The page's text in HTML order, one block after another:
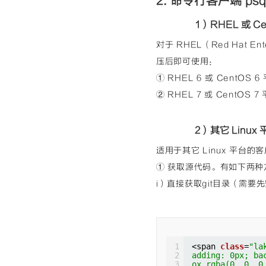
</span></
margin: 0px;
ng-box
x; padding:
t" style=
e 0% 0% /
m<span class =
ding: 0px;
x rgba(0, 0,
= "cm-bracket"
ackground:
>(</
in: 0px;
ox border-
="color:
0% / auto
pan class =
ake-lm-pad-
x; padding:
der-box
ake-lm-pad-
der-box
e 0% 0% /
r = /usr/lib/
</span></
ng-box
x; padding:
= /usr/lib/
margin: 0px;
ake-lm-pad-
der-box
ake-lm-pad-
x; padding:
</span></
ng-box
x; padding:
t" style=
t |
margin: 0px;
x; padding:
der-box
e 0% 0% /
margin: 0px;
ake-lm-pad-
margin: 0px;
ng-box
1）RHEL 或
对于 RHEL（Red Hat
压后即可使用：
① RHEL 6 或 CentOS 6
② RHEL 7 或 CentOS 7
2）其它 Linux
适用于其它 Linux 平台的
① 获取源代码。有如下两种
i）直接获取git目录（需要
1
2
<span class=
adding: 0px;